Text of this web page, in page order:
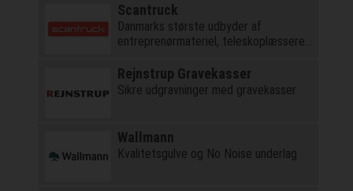
Scantruck
Danmarks største udbyder af
entreprenørmateriel, teleskoplæssere
Rejnstrup Gravekasser
Sikre udgravninger med gravekasser
Wallmann
Kvalitetsgulve og No Noise underlag